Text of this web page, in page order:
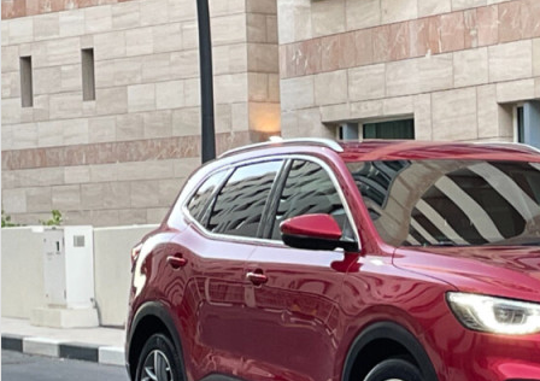
2022
ام جي اتش اس
الدوحة
مستعملة
أتوماتيك